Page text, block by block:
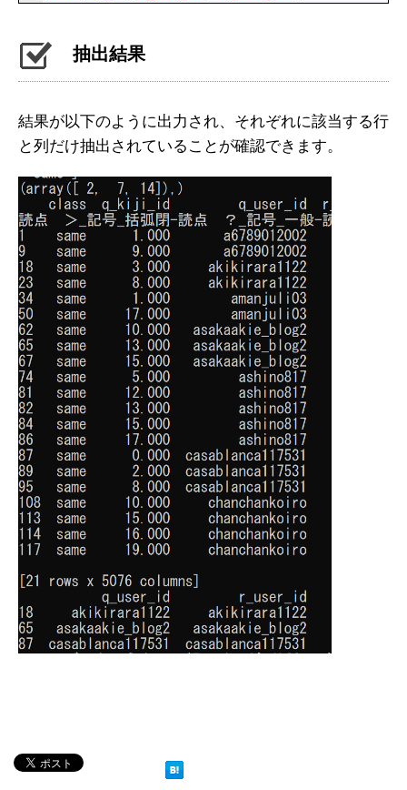
抽出結果
結果が以下のように出力され、それぞれに該当する行
と列だけ抽出されていることが確認できます。